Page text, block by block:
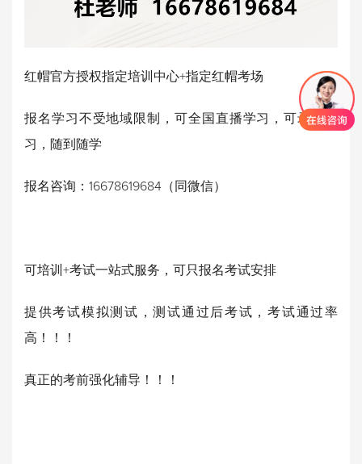
红帽官方授权指定培训中心+指定红帽考场
报名学习不受地域限制，可全国直播学习，可录播学
习，随到随学
报名咨询：16678619684（同微信）
可培训+考试一站式服务，可只报名考试安排
提供考试模拟测试，测试通过后考试，考试通过率
高！！！
真正的考前强化辅导！！！